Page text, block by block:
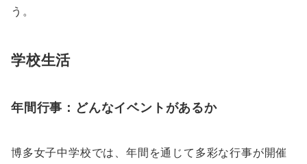
う。
学校生活
年間行事：どんなイベントがあるか
博多女子中学校では、年間を通じて多彩な行事が開催